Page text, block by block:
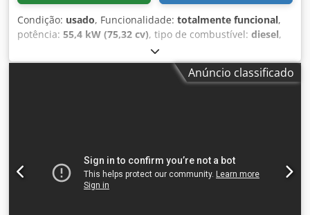
Condição: usado, Funcionalidade: totalmente funcional,
potência: 55,4 kW (75,32 cv), tipo de combustível: diesel,
, peso operacional:
2023, horas de funcionamento:2.990 h, Equipamento:ar
condicionado, câmara de marcha-atrás, esteiras de
Ar condicionado automático Câmera Bomba de
abastecimento
Anúncio classificado